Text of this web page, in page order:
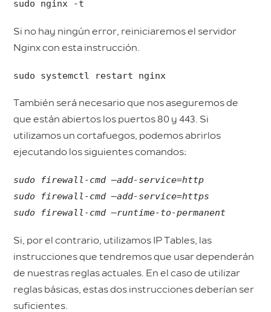
sudo nginx -t
Si no hay ningún error, reiniciaremos el servidor
Nginx con esta instrucción.
sudo systemctl restart nginx
También será necesario que nos aseguremos de
que están abiertos los puertos 80 y 443. Si
utilizamos un cortafuegos, podemos abrirlos
ejecutando los siguientes comandos:
sudo firewall-cmd –add-service=http
sudo firewall-cmd –add-service=https
sudo firewall-cmd –runtime-to-permanent
Si, por el contrario, utilizamos IP Tables, las
instrucciones que tendremos que usar dependerán
de nuestras reglas actuales. En el caso de utilizar
reglas básicas, estas dos instrucciones deberían ser
suficientes.